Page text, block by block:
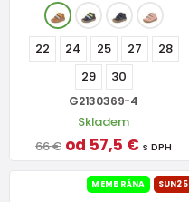
22 24 25 27
28
29
30
G2130369-4
Skladem
66 € od 57,5 € s DPH
MEMBRÁNA SUN25